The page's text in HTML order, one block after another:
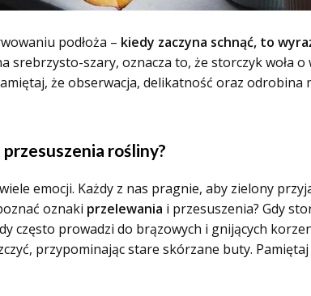
podłoża – kiedy zaczyna schnąć, to
srebrzysto-szary, oznacza to, że storczyk woła
że obserwacja, delikatność oraz odrobina
rośliny?
emocji. Każdy z nas pragnie, aby zielony
oznaki przelewania i przesuszenia? Gdy
często prowadzi do brązowych i gnijących
przypominając stare skórzane buty.